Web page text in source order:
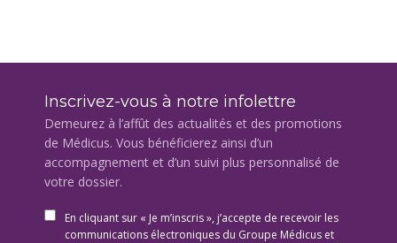
Inscrivez-vous à notre infolettre
Demeurez à l’affût des actualités et des promotions
de Médicus. Vous bénéficierez ainsi d’un
accompagnement et d’un suivi plus personnalisé de
votre dossier.
En cliquant sur « Je m’inscris », j’accepte de recevoir les
communications électroniques du Groupe Médicus et